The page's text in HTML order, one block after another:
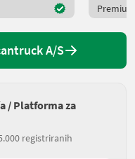
A/S
/ Platforma za
registriranih